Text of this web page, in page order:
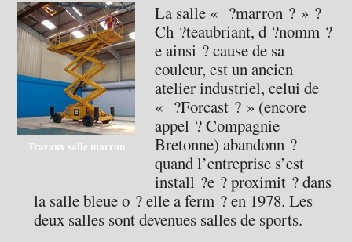
Travaux salle marron
La salle « ?marron ? » ?
Ch ?teaubriant, d ?nomm ?
e ainsi ? cause de sa
couleur, est un ancien
atelier industriel, celui de
« ?Forcast ? » (encore
appel ? Compagnie
Bretonne) abandonn ?
quand l’entreprise s’est
install ?e ? proximit ? dans
la salle bleue o ? elle a ferm ? en 1978. Les
deux salles sont devenues salles de sports.